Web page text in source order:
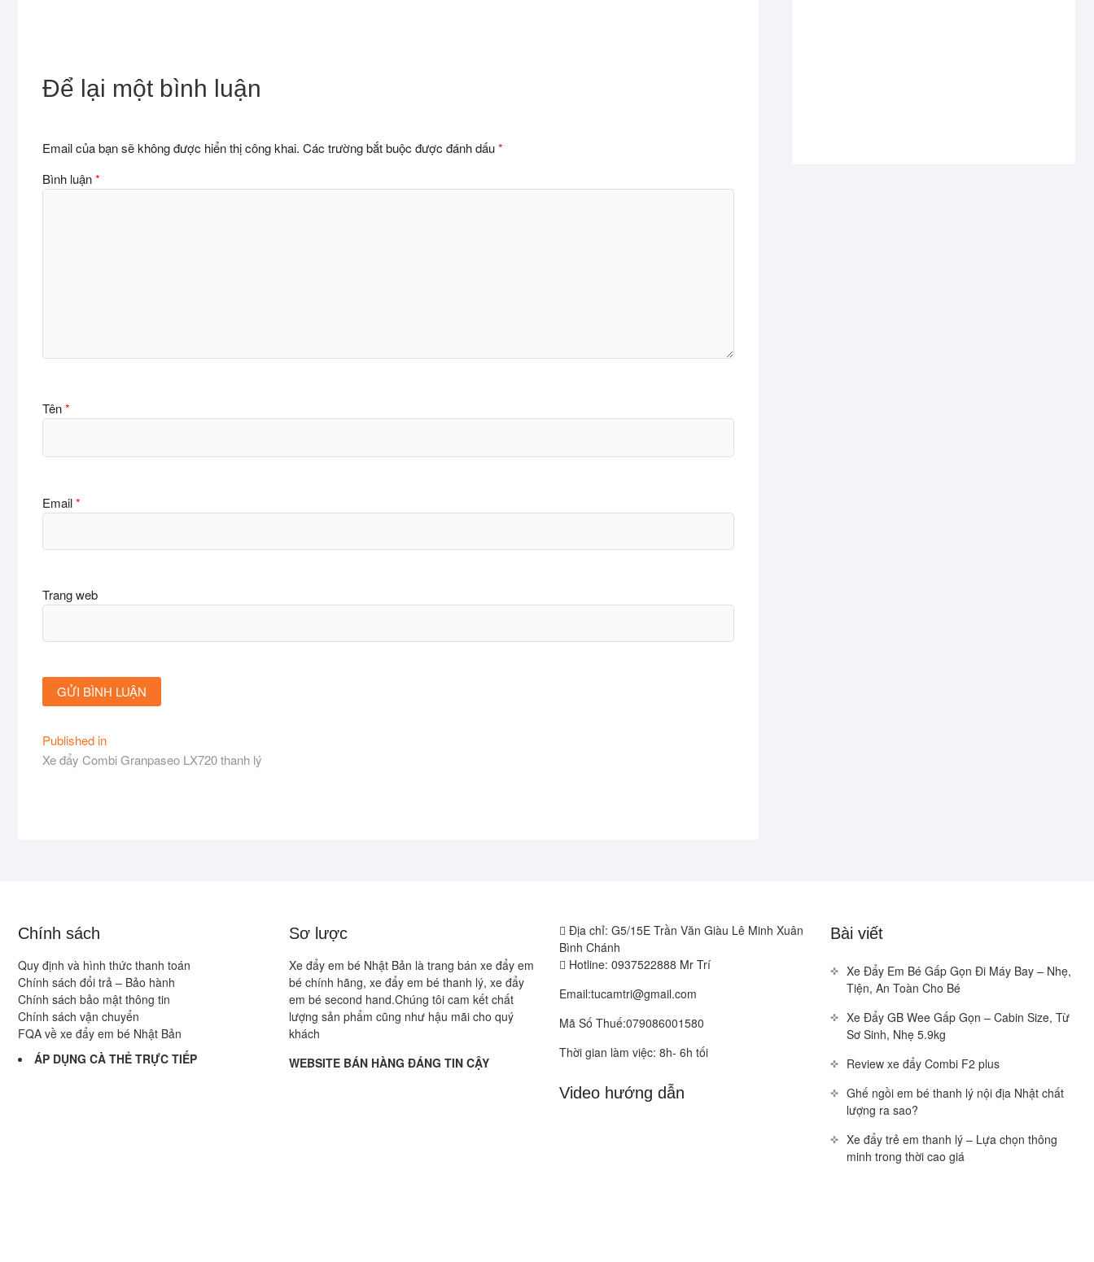
Để lại một bình luận
Email của bạn sẽ không được hiển thị công khai. Các trường bắt buộc được đánh dấu*
Bình luận*
Tên*
Email*
Trang web
Điều
hướng
Published in
Xe đẩy Combi Granpaseo LX720 thanh lý
Chính sách
Quy định và hình thức thanh toán
Chính sách đổi trả – Bảo hành
Chính sách bảo mật thông tin
Chính sách vận chuyển
FQA về xe đẩy em bé Nhật Bản
ÁP DỤNG CÀ THẺ TRỰC TIẾP
Sơ lược
Xe đẩy em bé Nhật Bản là trang bán xe đẩy em
bé chính hãng, xe đẩy em bé thanh lý, xe đẩy
em bé second hand.Chúng tôi cam kết chất
lượng sản phẩm cũng như hậu mãi cho quý
khách
WEBSITE BÁN HÀNG ĐÁNG TIN CẬY
Địa chỉ: G5/15E Trần Văn Giàu Lê Minh Xuân
Bình Chánh
Hotline: 0937522888 Mr Trí
Email:tucamtri@gmail.com
Mã Số Thuế:079086001580
Thời gian làm việc: 8h- 6h tối
Video hướng dẫn
Bài viết
Xe Đẩy Em Bé Gấp Gọn Đi Máy Bay – Nhẹ,
Tiện, An Toàn Cho Bé
Xe Đẩy GB Wee Gấp Gọn – Cabin Size, Từ
Sơ Sinh, Nhẹ 5.9kg
Review xe đẩy Combi F2 plus
Ghế ngồi em bé thanh lý nội địa Nhật chất
lượng ra sao?
Xe đẩy trẻ em thanh lý – Lựa chọn thông
minh trong thời cao giá